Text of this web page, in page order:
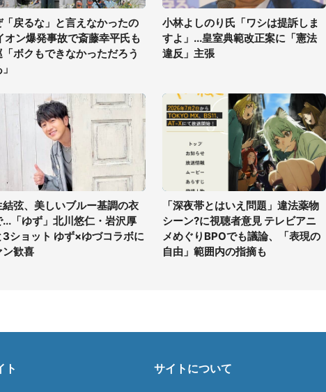
「戻るな」と言えなかったの
オン爆発事故で斎藤幸平氏も
「ボクもできなかっただろう
小林よしのり氏「ワシは提訴しま
すよ」...皇室典範改正案に「憲法
違反」主張
結弦、美しいブルー基調の衣
...「ゆず」北川悠仁・岩沢厚
3ショット ゆず×ゆづコラボに
ン歓喜
「深夜帯とはいえ問題」違法薬物
シーン?に視聴者意見 テレビアニ
メめぐりBPOでも議論、「表現の
自由」範囲内の指摘も
ト サイトについて